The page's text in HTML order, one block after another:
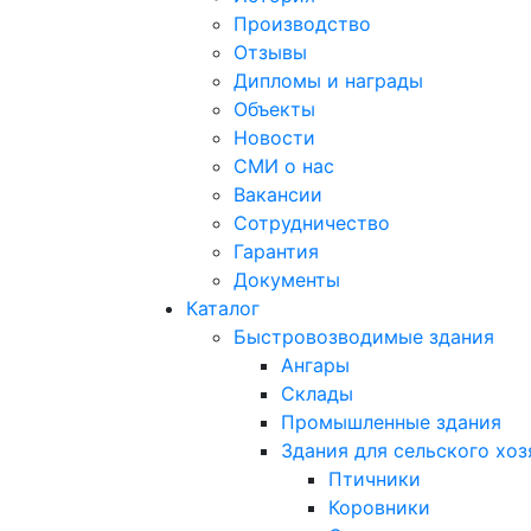
Производство
Отзывы
Дипломы и награды
Объекты
Новости
СМИ о нас
Вакансии
Сотрудничество
Гарантия
Документы
Каталог
Быстровозводимые здания
Ангары
Склады
Промышленные здания
Здания для сельского
Птичники
Коровники